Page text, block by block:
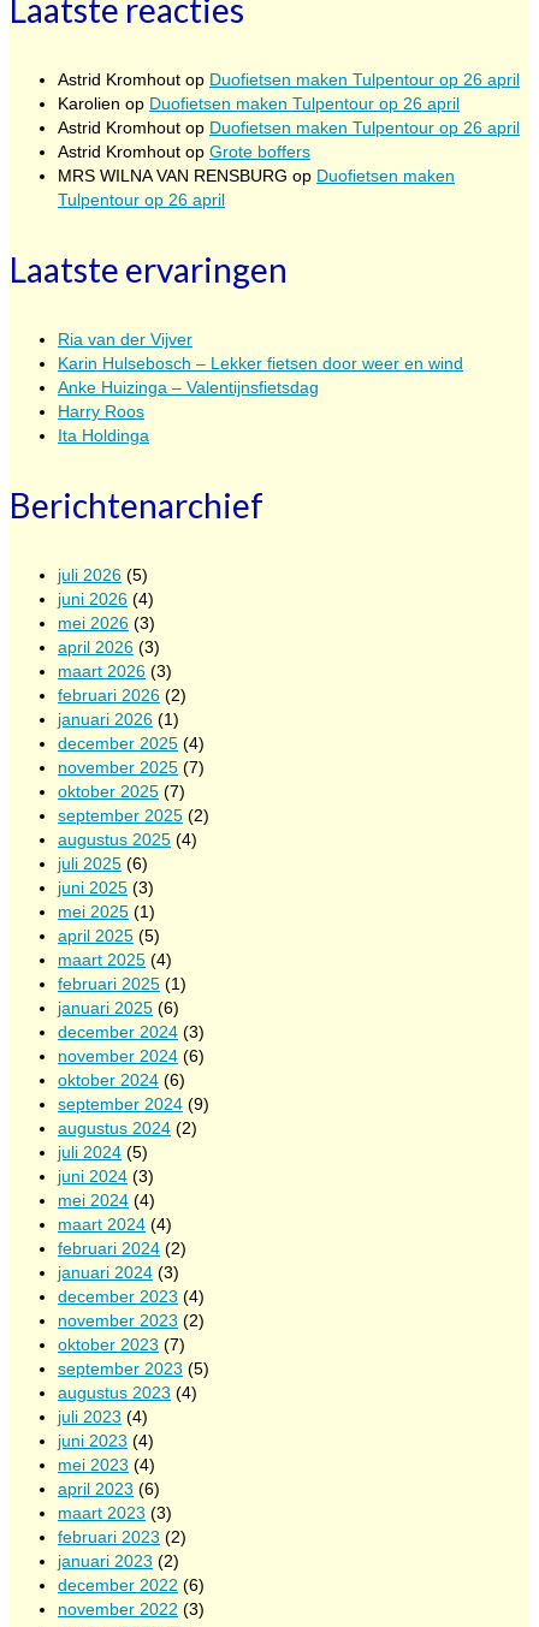
Laatste reacties
Astrid Kromhout op Duofietsen maken Tulpentour op 26 april
Karolien op Duofietsen maken Tulpentour op 26 april
Astrid Kromhout op Duofietsen maken Tulpentour op 26 april
Astrid Kromhout op Grote boffers
MRS WILNA VAN RENSBURG op Duofietsen maken
Tulpentour op 26 april
Laatste ervaringen
Ria van der Vijver
Karin Hulsebosch – Lekker fietsen door weer en wind
Anke Huizinga – Valentijnsfietsdag
Harry Roos
Ita Holdinga
Berichtenarchief
juli 2026 (5)
juni 2026 (4)
mei 2026 (3)
april 2026 (3)
maart 2026 (3)
februari 2026 (2)
januari 2026 (1)
december 2025 (4)
november 2025 (7)
oktober 2025 (7)
september 2025 (2)
augustus 2025 (4)
juli 2025 (6)
juni 2025 (3)
mei 2025 (1)
april 2025 (5)
maart 2025 (4)
februari 2025 (1)
januari 2025 (6)
december 2024 (3)
november 2024 (6)
oktober 2024 (6)
september 2024 (9)
augustus 2024 (2)
juli 2024 (5)
juni 2024 (3)
mei 2024 (4)
maart 2024 (4)
februari 2024 (2)
januari 2024 (3)
december 2023 (4)
november 2023 (2)
oktober 2023 (7)
september 2023 (5)
augustus 2023 (4)
juli 2023 (4)
juni 2023 (4)
mei 2023 (4)
april 2023 (6)
maart 2023 (3)
februari 2023 (2)
januari 2023 (2)
december 2022 (6)
november 2022 (3)